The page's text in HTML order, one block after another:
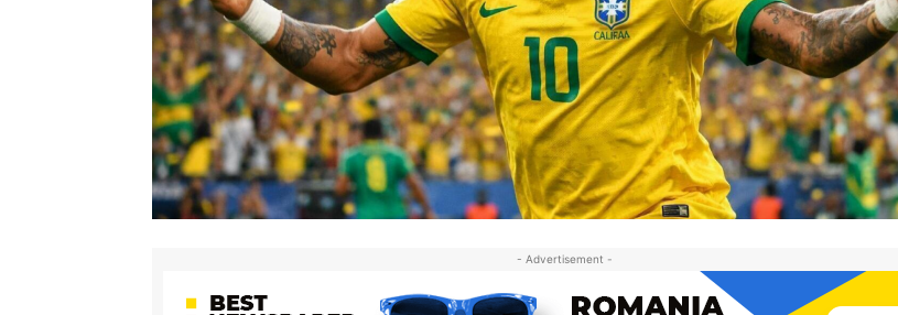
- Advertisement -